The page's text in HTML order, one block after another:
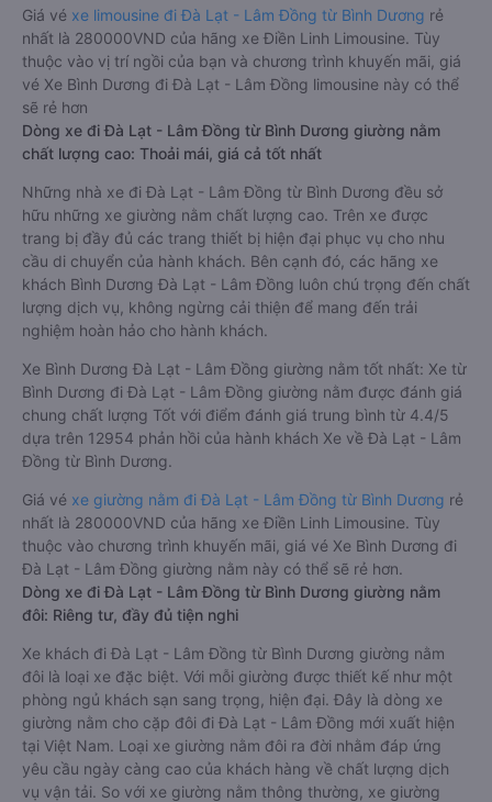
Giá vé xe limousine đi Đà Lạt - Lâm Đồng từ Bình Dương rẻ
nhất là 280000VND của hãng xe Điền Linh Limousine. Tùy
thuộc vào vị trí ngồi của bạn và chương trình khuyến mãi, giá
vé Xe Bình Dương đi Đà Lạt - Lâm Đồng limousine này có thể
sẽ rẻ hơn
Dòng xe đi Đà Lạt - Lâm Đồng từ Bình Dương giường nằm
chất lượng cao: Thoải mái, giá cả tốt nhất
Những nhà xe đi Đà Lạt - Lâm Đồng từ Bình Dương đều sở
hữu những xe giường nằm chất lượng cao. Trên xe được
trang bị đầy đủ các trang thiết bị hiện đại phục vụ cho nhu
cầu di chuyển của hành khách. Bên cạnh đó, các hãng xe
khách Bình Dương Đà Lạt - Lâm Đồng luôn chú trọng đến chất
lượng dịch vụ, không ngừng cải thiện để mang đến trải
nghiệm hoàn hảo cho hành khách.
Xe Bình Dương Đà Lạt - Lâm Đồng giường nằm tốt nhất: Xe từ
Bình Dương đi Đà Lạt - Lâm Đồng giường nằm được đánh giá
chung chất lượng Tốt với điểm đánh giá trung bình từ 4.4/5
dựa trên 12954 phản hồi của hành khách Xe về Đà Lạt - Lâm
Đồng từ Bình Dương.
Giá vé xe giường nằm đi Đà Lạt - Lâm Đồng từ Bình Dương rẻ
nhất là 280000VND của hãng xe Điền Linh Limousine. Tùy
thuộc vào chương trình khuyến mãi, giá vé Xe Bình Dương đi
Đà Lạt - Lâm Đồng giường nằm này có thể sẽ rẻ hơn.
Dòng xe đi Đà Lạt - Lâm Đồng từ Bình Dương giường nằm
đôi: Riêng tư, đầy đủ tiện nghi
Xe khách đi Đà Lạt - Lâm Đồng từ Bình Dương giường nằm
đôi là loại xe đặc biệt. Với mỗi giường được thiết kế như một
phòng ngủ khách sạn sang trọng, hiện đại. Đây là dòng xe
giường nằm cho cặp đôi đi Đà Lạt - Lâm Đồng mới xuất hiện
tại Việt Nam. Loại xe giường nằm đôi ra đời nhằm đáp ứng
yêu cầu ngày càng cao của khách hàng về chất lượng dịch
vụ vận tải. So với xe giường nằm thông thường, xe giường